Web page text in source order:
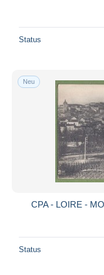
Status
Neu
CPA - LOIRE -
Status